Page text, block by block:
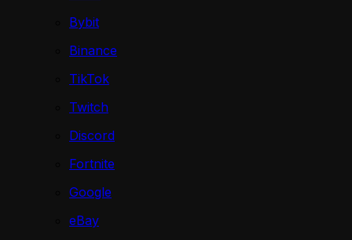
Bybit
Binance
TikTok
Twitch
Discord
Fortnite
Google
eBay